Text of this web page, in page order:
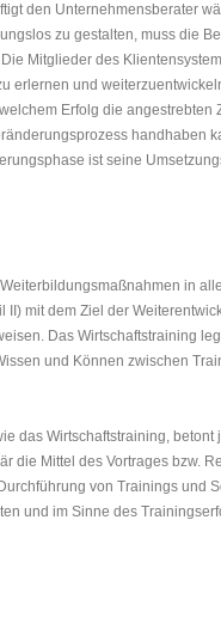
den Unternehmensberater
zu ge­stalten, muss die
Mitglieder des
erlernen und
Erfolg die angestrebten
handhaben
ist seine
in
II) mit dem Ziel der
Das Wirtschaftstraining
und Können zwischen
das Wirtschaftstrai­ning, betont
die Mittel des Vortrages bzw.
von Trainings und
und im Sinne des